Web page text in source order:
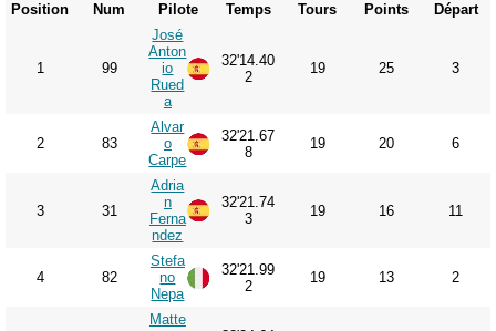
Position Num Pilote Temps Tours Points Départ
1 99
José
Anton
io
Rued
a
32'14.40
2
19 25 3
2 83
Alvar
o
Carpe
32'21.67
8
19 20 6
3 31
Adria
n
Ferna
ndez
32'21.74
3
19 16 11
4 82
Stefa
no
Nepa
32'21.99
2
19 13 2
Matte